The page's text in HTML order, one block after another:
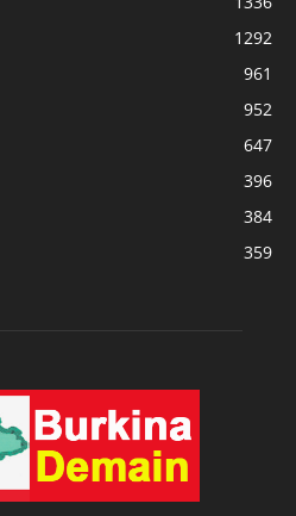
1292
961
952
647
396
384
359